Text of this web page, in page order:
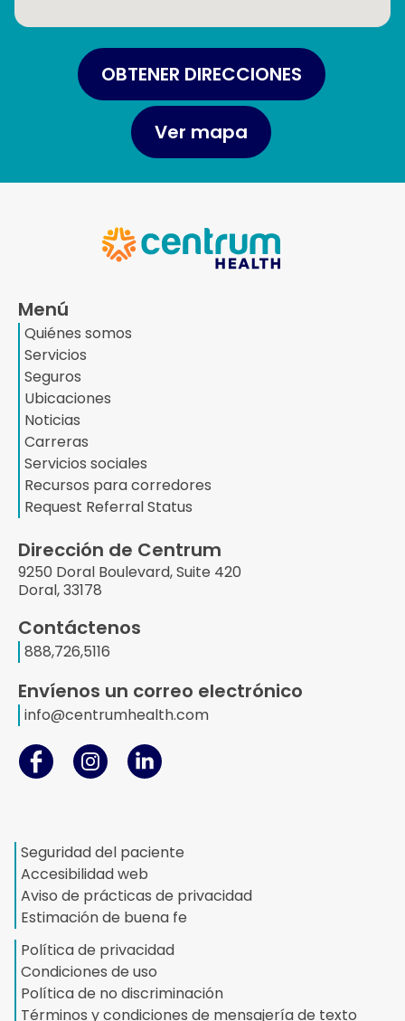
OBTENER DIRECCIONES
Ver mapa
Dirección de Centrum
9250 Doral Boulevard, Suite 420
Doral, 33178
Contáctenos
888,726,5116
Envíenos un correo electrónico
info@centrumhealth.com
Menú
Quiénes somos
Servicios
Seguros
Ubicaciones
Noticias
Carreras
Servicios sociales
Recursos para corredores
Request Referral Status
Seguridad del paciente
Accesibilidad web
Aviso de prácticas de privacidad
Estimación de buena fe
Política de privacidad
Condiciones de uso
Política de no discriminación
Términos y condiciones de mensajería de texto